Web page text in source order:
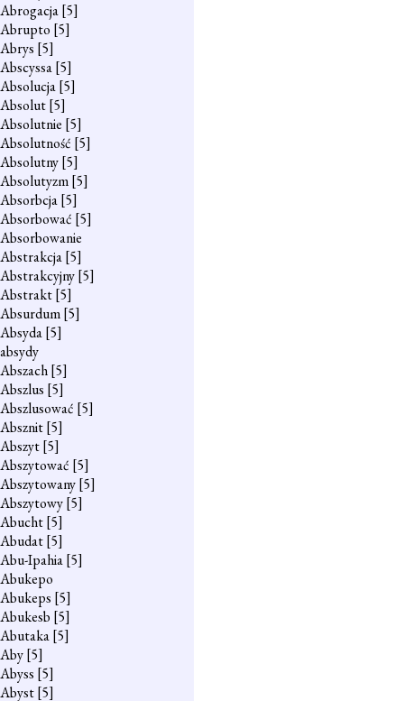
Abrogacja[5]
Abrupto [5]
Abrys [5]
Abscyssa[5]
Absolucja[5]
Absolut[5]
Absolutnie [5]
Absolutność [5]
Absolutny[5]
Absolutyzm[5]
Absorbcja[5]
Absorbować [5]
Absorbowanie
Abstrakcja[5]
Abstrakcyjny[5]
Abstrakt[5]
Absurdum[5]
Absyda[5]
absydy
Abszach[5]
Abszlus [5]
Abszlusować [5]
Absznit[5]
Abszyt[5]
Abszytować [5]
Abszytowany[5]
Abszytowy[5]
Abucht[5]
Abudat[5]
Abu-Ipahia[5]
Abukepo
Abukeps [5]
Abukesb [5]
Abutaka[5]
Aby[5]
Abyss [5]
Abyst[5]